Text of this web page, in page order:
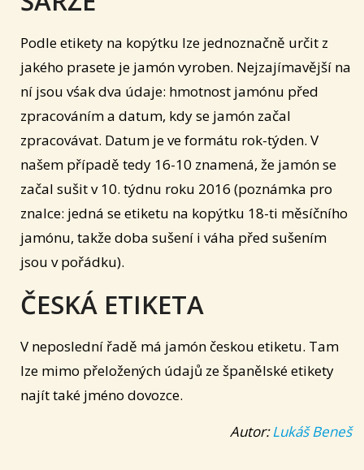
Podle etikety na kopýtku lze jednoznačně určit z
jakého prasete je jamón vyroben. Nejzajímavější na
ní jsou vśak dva údaje: hmotnost jamónu před
zpracováním a datum, kdy se jamón začal
zpracovávat. Datum je ve formátu rok-týden. V
našem případě tedy 16-10 znamená, že jamón se
začal sušit v 10. týdnu roku 2016 (poznámka pro
znalce: jedná se etiketu na kopýtku 18-ti měsíčního
jamónu, takže doba sušení i váha před sušením
jsou v pořádku).
ČESKÁ ETIKETA
V neposlední řadě má jamón českou etiketu. Tam
lze mimo přeložených údajů ze španělské etikety
najít také jméno dovozce.
Autor:Lukáš Beneš